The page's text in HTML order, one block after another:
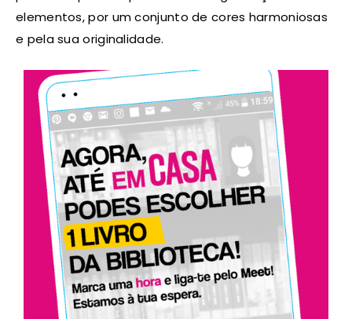
elementos, por um conjunto de cores harmoniosas
e pela sua originalidade.